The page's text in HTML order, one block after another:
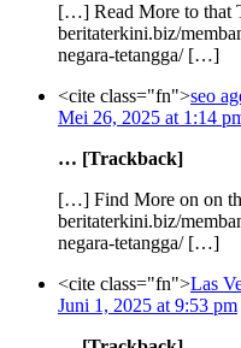
[…] Read More to that
beritaterkini.biz/
negara-tetangga/ […]
<cite class="fn">seo
Mei 26, 2025 at 1:14
… [Trackback]
[…] Find More on on
beritaterkini.biz/
negara-tetangga/ […]
<cite class="fn">Las
Juni 1, 2025 at 9:53 pm